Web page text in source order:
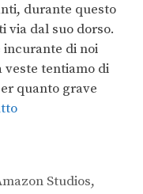
durante questo
via dal suo dorso.
incurante di noi
veste tentiamo di
quanto grave
Studios,